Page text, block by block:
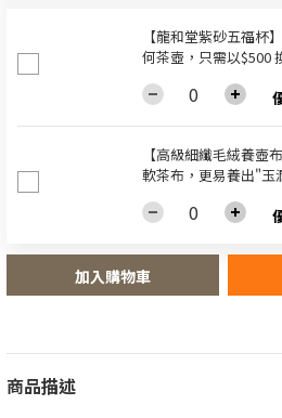
【龍和堂紫砂五福杯‬
何茶壺，只需以$500
【高級細纖毛絨養壺
軟茶布，更易養出"玉
加入購物車
商品描述